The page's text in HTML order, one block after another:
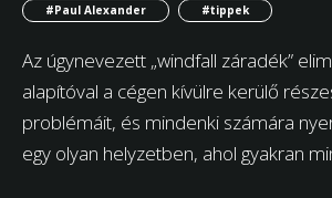
#Paul Alexander
#tippek
Az úgynevezett „windfall záradék”
alapítóval a cégen kívülre kerülő
problémáit, és mindenki számára
egy olyan helyzetben, ahol gyakran